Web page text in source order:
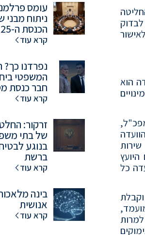
ככלל, תפקיד הוועדה הוא
כל
עומס
ניתוח מבני
הכנסת ה-25
קרא עוד
נפרדנו
המשפטי
חבר כנסת
קרא עוד
זרקור:
של בתי
בנוגע
ברשת
קרא עוד
בינה
אנושית
קרא עוד